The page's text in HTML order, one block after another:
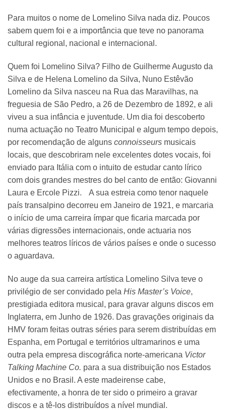
Para muitos o nome de Lomelino Silva nada diz. Poucos
sabem quem foi e a importância que teve no panorama
cultural regional, nacional e internacional.
Quem foi Lomelino Silva? Filho de Guilherme Augusto da
Silva e de Helena Lomelino da Silva, Nuno Estêvão
Lomelino da Silva nasceu na Rua das Maravilhas, na
freguesia de São Pedro, a 26 de Dezembro de 1892, e ali
viveu a sua infância e juventude. Um dia foi descoberto
numa actuação no Teatro Municipal e algum tempo depois,
por recomendação de alguns connoisseurs musicais
locais, que descobriram nele excelentes dotes vocais, foi
enviado para Itália com o intuito de estudar canto lírico
com dois grandes mestres do bel canto de então: Giovanni
Laura e Ercole Pizzi. A sua estreia como tenor naquele
país transalpino decorreu em Janeiro de 1921, e marcaria
o início de uma carreira ímpar que ficaria marcada por
várias digressões internacionais, onde actuaria nos
melhores teatros líricos de vários países e onde o sucesso
o aguardava.
No auge da sua carreira artística Lomelino Silva teve o
privilégio de ser convidado pela His Master’s Voice,
prestigiada editora musical, para gravar alguns discos em
Inglaterra, em Junho de 1926. Das gravações originais da
HMV foram feitas outras séries para serem distribuídas em
Espanha, em Portugal e territórios ultramarinos e uma
outra pela empresa discográfica norte-americana Victor
Talking Machine Co. para a sua distribuição nos Estados
Unidos e no Brasil. A este madeirense cabe,
efectivamente, a honra de ter sido o primeiro a gravar
discos e a tê-los distribuídos a nível mundial.